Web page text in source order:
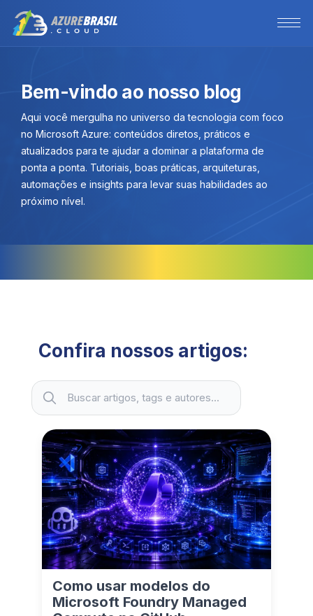
Bem-vindo ao nosso blog
Aqui você mergulha no universo da tecnologia com foco
no Microsoft Azure: conteúdos diretos, práticos e
atualizados para te ajudar a dominar a plataforma de
ponta a ponta. Tutoriais, boas práticas, arquiteturas,
automações e insights para levar suas habilidades ao
próximo nível.
Confira nossos artigos:
Buscar artigos, tags e autores...
Como usar modelos do
Microsoft Foundry Managed